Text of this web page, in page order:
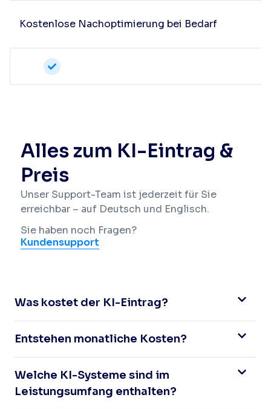
Kostenlose Nachoptimierung bei Bedarf
Alles zum KI-Eintrag &
Preis
Unser Support-Team ist jederzeit für Sie
erreichbar – auf Deutsch und Englisch.
Sie haben noch Fragen?
Kundensupport
Was kostet der KI-Eintrag?
Entstehen monatliche Kosten?
Welche KI-Systeme sind im
Leistungsumfang enthalten?